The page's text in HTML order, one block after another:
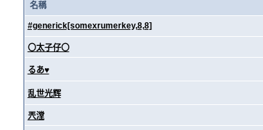
名稱
#generick[somexrumerkey,8,8]
〇太子仔〇
るあ♥
乱世光辉
兲漟